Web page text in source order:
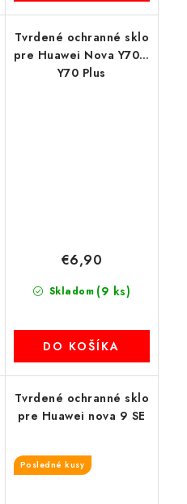
Tvrdené ochranné sklo
pre Huawei Nova Y70 /
Y70 Plus
Skladom (9 ks)
€6,90
DO KOŠÍKA
Tvrdené ochranné sklo
pre Huawei nova 9 SE
Posledné kusy